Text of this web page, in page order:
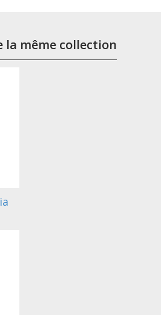
la même collection